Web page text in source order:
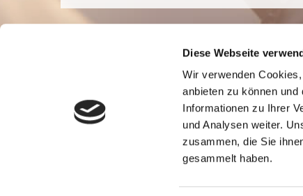
Diese Webseite
Wir verwenden
anbieten zu können
Informationen zu Ihrer
und Analysen weiter.
zusammen, die Sie
gesammelt haben.